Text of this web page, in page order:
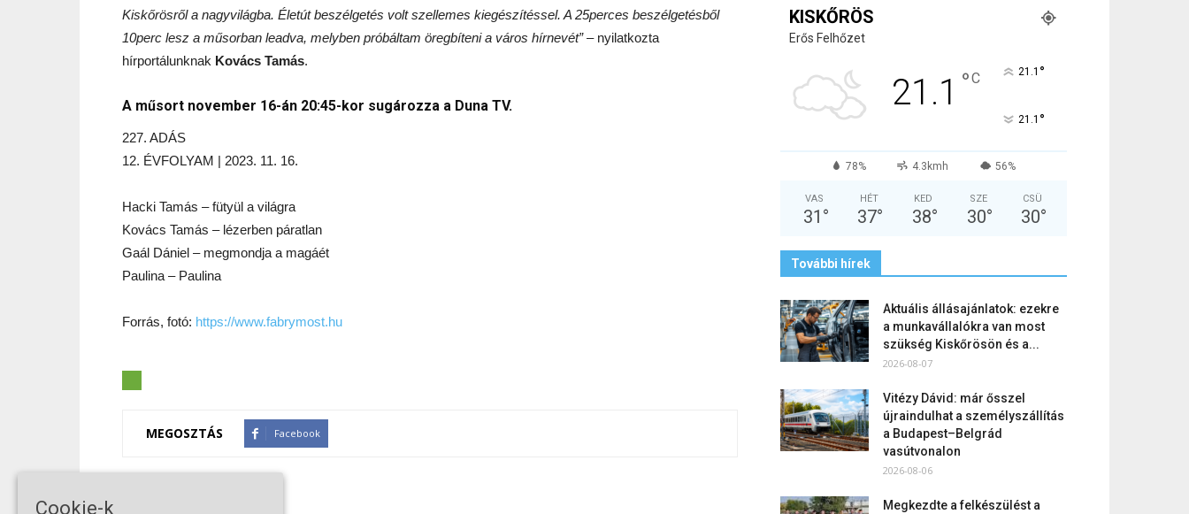
Kiskőrösről a nagyvilágba. Életút beszélgetés volt szellemes kiegészítéssel. A 25perces beszélgetésből
10perc lesz a műsorban leadva, melyben próbáltam öregbíteni a város hírnevét”– nyilatkozta
hírportálunknak Kovács Tamás.
A műsort november 16-án 20:45-kor sugározza a Duna TV.
227. ADÁS
12. ÉVFOLYAM | 2023. 11. 16.
Hacki Tamás – fütyül a világra
Kovács Tamás – lézerben páratlan
Gaál Dániel – megmondja a magáét
Paulina – Paulina
Forrás, fotó: https://www.fabrymost.hu
MEGOSZTÁS Facebook
KISKŐRÖS
Erős Felhőzet
21.1 °C 21.1 °
21.1 °
78% 4.3kmh 56%
VAS
31 °
HÉT
37°
KED
38°
SZE
30°
CSÜ
30°
További hírek
Aktuális állásajánlatok: ezekre
a munkavállalókra van most
szükség Kiskőrösön és a...
2026-08-07
Vitézy Dávid: már ősszel
újraindulhat a személyszállítás
a Budapest–Belgrád
vasútvonalon
2026-08-06
Megkezdte a felkészülést a
Cookie-k